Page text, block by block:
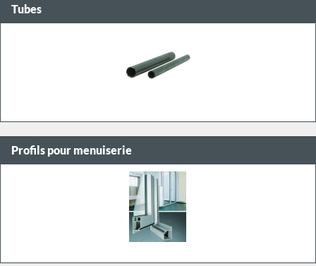
Tubes
Profils pour menuiserie